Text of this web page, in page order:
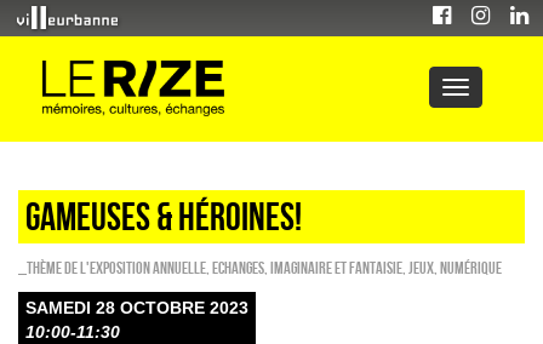
GAMEUSES & HÉROINES!
_Thème de l'exposition annuelle ECHANGES Imaginaire et fantaisie Jeux Numérique
SAMEDI 28 OCTOBRE 2023
10:00-11:30